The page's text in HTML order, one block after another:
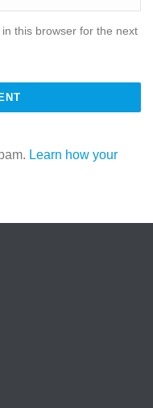
this browser for the next
Learn how your